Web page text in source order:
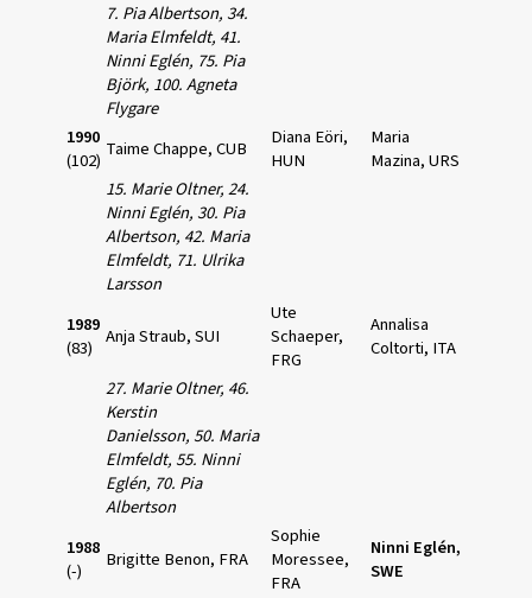
7. Pia Albertson, 34.
Maria Elmfeldt, 41.
Ninni Eglén, 75. Pia
Björk, 100. Agneta
Flygare
1990
(102) Taime Chappe, CUB
Diana Eöri,
HUN
Maria
Mazina, URS
15. Marie Oltner, 24.
Ninni Eglén, 30. Pia
Albertson, 42. Maria
Elmfeldt, 71. Ulrika
Larsson
1989
(83) Anja Straub, SUI
Ute
Schaeper,
FRG
Annalisa
Coltorti, ITA
27. Marie Oltner, 46.
Kerstin
Danielsson, 50. Maria
Elmfeldt, 55. Ninni
Eglén, 70. Pia
Albertson
1988
(-)
Brigitte Benon, FRA
Sophie
Moressee,
FRA
Ninni Eglén,
SWE